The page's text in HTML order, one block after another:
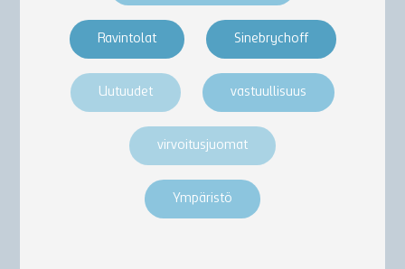
Ravintolat Sinebrychoff
Uutuudet vastuullisuus
virvoitusjuomat
Ympäristö